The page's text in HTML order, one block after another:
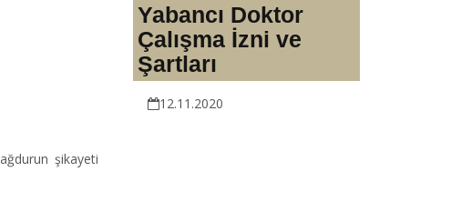
şikayeti
Yabancı Doktor
Çalışma İzni ve
Şartları
12.11.2020